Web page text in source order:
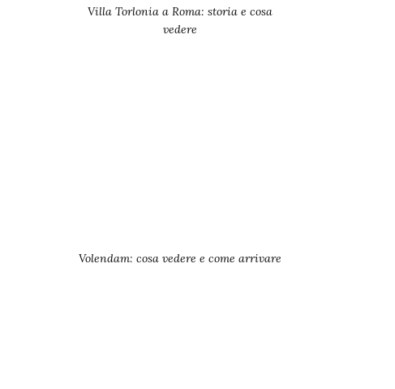
Villa Torlonia a Roma: storia e cosa
vedere
Volendam: cosa vedere e come arrivare